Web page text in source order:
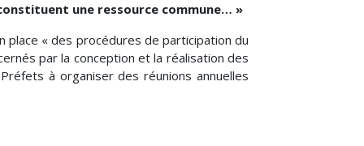
une ressource commune… »
place « des procédures de participation du
par la conception et la réalisation des
à organiser des réunions annuelles